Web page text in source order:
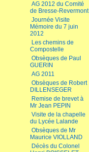
AG 2012 du Comité
de Bresse-Revermont
Journée Visite
Mémoire du 7 juin
2012
Les chemins de
Compostelle
Obsèques de Paul
GUERIN
AG 2011
Obsèques de Robert
DILLENSEGER
Remise de brevet à
Mr Jean PEPIN
Visite de la chapelle
du Lycée Lalande
Obsèques de Mr
Maurice VIOLLAND
Décès du Colonel